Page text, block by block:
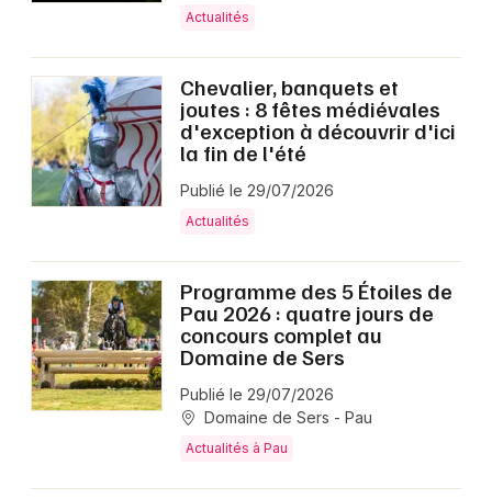
Actualités
Chevalier, banquets et
joutes : 8 fêtes médiévales
d'exception à découvrir d'ici
la fin de l'été
Publié le 29/07/2026
Actualités
Programme des 5 Étoiles de
Pau 2026 : quatre jours de
concours complet au
Domaine de Sers
Publié le 29/07/2026
Domaine de Sers - Pau
Actualités à Pau